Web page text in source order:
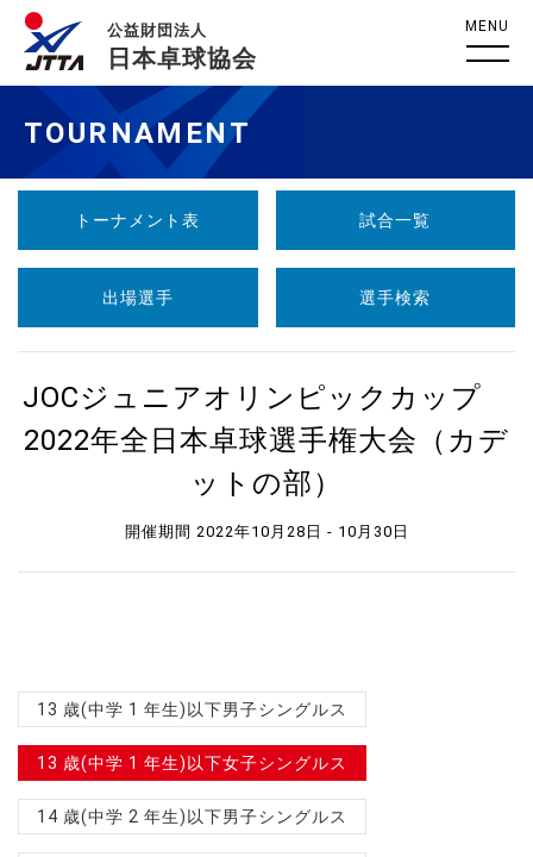
公益財団法人
日本卓球協会
MENU
TOURNAMENT
トーナメント表 試合一覧
出場選手 選手検索
JOCジュニアオリンピックカップ
2022年全日本卓球選手権大会（カデ
ットの部）
開催期間 2022年10月28日 - 10月30日
13 歳(中学 1 年生)以下男子シングルス
13 歳(中学 1 年生)以下女子シングルス
14 歳(中学 2 年生)以下男子シングルス